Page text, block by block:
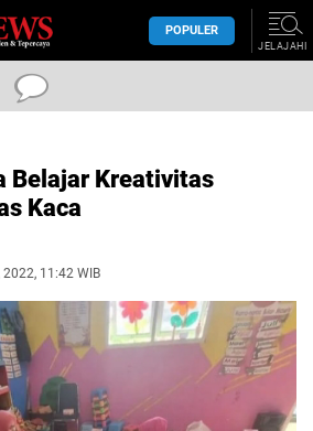
POPULER
JELAJAHI
Belajar Kreativitas
Kaca
2022, 11:42 WIB